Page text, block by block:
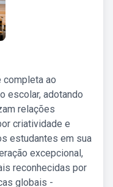
completa ao
escolar, adotando
relações
criatividade e
estudantes em sua
excepcional,
reconhecidas por
globais -